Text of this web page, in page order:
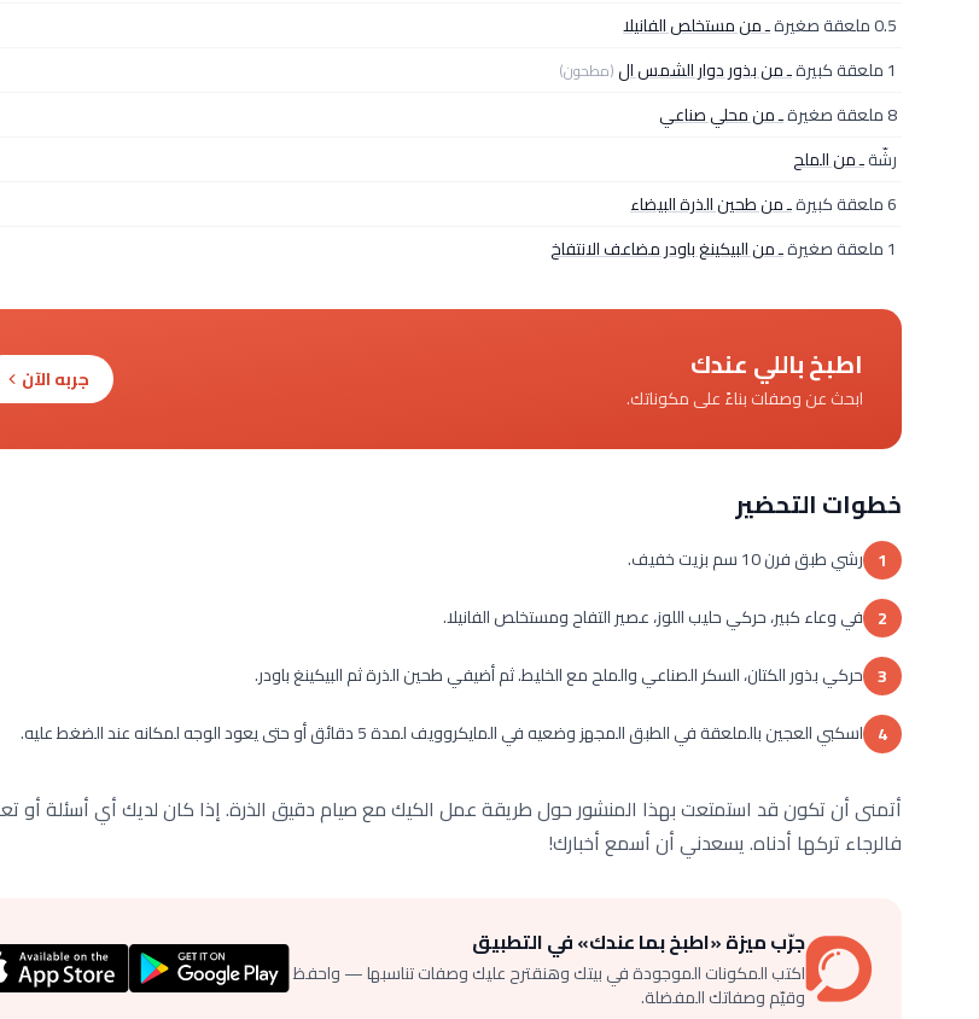
0.5 ملعقة صغيرة
ـ من مستخلص الفانيلا
1 ملعقة كبيرة
ـ من بذور دوار الشمس ال(مطحون)
8 ملعقة صغيرة
ـ من محلي صناعي
رشّةـ من الملح
6 ملعقة كبيرة
ـ من طحين الذرة البيضاء
1 ملعقة صغيرة
ـ من البيكينغ باودر مضاعف الانتفاخ
اطبخ باللي عندك
ابحث عن وصفات بناءً على مكوناتك.
جربه الآن
خطوات التحضير
1 رشي طبق فرن 10 سم بزيت خفيف.
2 في وعاء كبير، حركي حليب اللوز، عصير التفاح ومستخلص الفانيلا.
3 حركي بذور الكتان، السكر الصناعي والملح مع الخليط. ثم أضيفي طحين الذرة ثم البيكينغ باودر.
4 اسكبي العجين بالملعقة في الطبق المجهز وضعيه في المايكروويف لمدة 5 دقائق أو حتى يعود الوجه لمكانه عند الضغط عليه.
أتمنى أن تكون قد استمتعت بهذا المنشور حول طريقة عمل الكيك مع صيام دقيق الذرة. إذا كان لديك أي أسئلة أو
فالرجاء تركها أدناه. يسعدني أن أسمع أخبارك!
جرّب ميزة «اطبخ بما عندك» في التطبيق
اكتب المكونات الموجودة في بيتك وهنقترح عليك وصفات تناسبها — واحفظ
وقيّم وصفاتك المفضلة.